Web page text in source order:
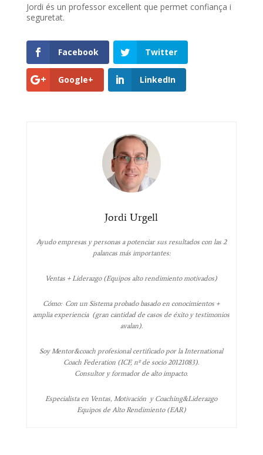
Jordi és un professor excel·lent que permet confiança i
seguretat.
Facebook Twitter
Google+ LinkedIn
Jordi Urgell
Ayudo empresas y personas a potenciar sus resultados con las 2
palancas más importantes:
Ventas + Liderazgo (Equipos alto rendimiento motivados)
Cómo: Con un Sistema probado basado en conocimientos +
amplia experiencia (gran cantidad de casos de éxito y testimonios
avalan).
Soy Mentor&coach profesional certificado por la International
Coach Federation (ICF, nº de socio 20121083).
Consultor y formador de alto impacto.
Especialista en Ventas, Motivación y Coaching&Liderazgo
Equipos de Alto Rendimiento (EAR)